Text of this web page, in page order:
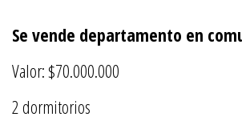
Se vende departamento en
Valor: $70.000.000
2 dormitorios